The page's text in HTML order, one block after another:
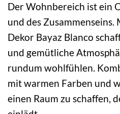
Der Wohnbereich ist ein
und des
Dekor Bayaz Blanco
und gemütliche
rundum wohlfühlen.
mit warmen Farben und
einen Raum zu schaffen,